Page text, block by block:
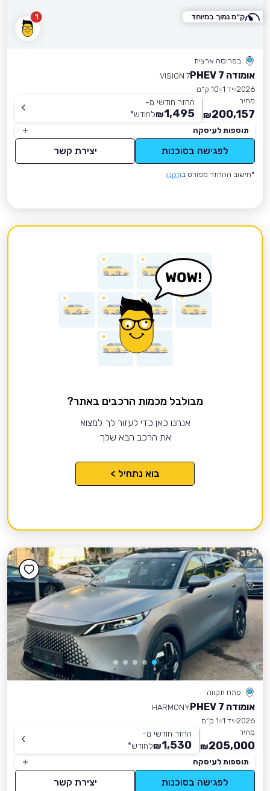
1
בפריסה ארצית
אומודה 7 PHEV
VISION 7
2026 יד 1
10 ק״מ
מחיר
200,157
₪
החזר חודשי מ-
1,495
₪לחודש*
תוספות לעיסקה
לפגישה בסוכנות יצירת קשר
*חישוב ההחזר מפורט בתקנון
ק״מ נמוך במיוחד
מבולבל מכמות הרכבים באתר?
אנחנו כאן כדי לעזור לך למצוא
את הרכב הבא שלך
בוא נתחיל >
פתח תקווה
אומודה 7 PHEV
HARMONY
2026 יד 1
1 ק״מ
מחיר
205,000
₪
החזר חודשי מ-
1,530
₪לחודש*
תוספות לעיסקה
לפגישה בסוכנות יצירת קשר